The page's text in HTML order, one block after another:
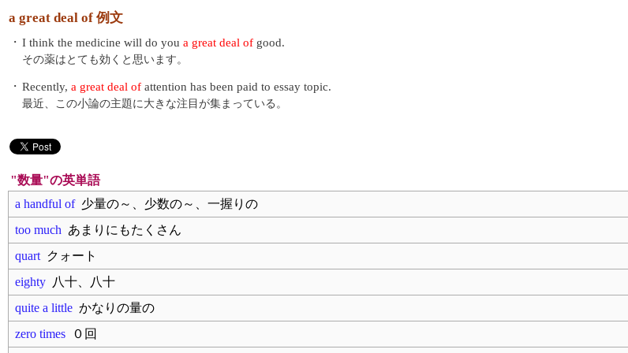
a great deal of 例文
・ I think the medicine will do you a great deal of good.
その薬はとても効くと思います。
・ Recently, a great deal of attention has been paid to essay topic.
最近、この小論の主題に大きな注目が集まっている。
"数量"の英単語
a handful of少量の～、少数の～、一握りの
too much あまりにもたくさん
quart クォート
eighty 八十、八十
quite a little かなりの量の
zero times ０回